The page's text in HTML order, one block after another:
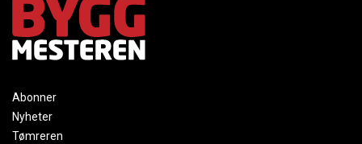
Abonner
Nyheter
Tømreren